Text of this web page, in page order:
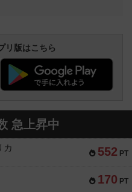
リ版はこちら
急上昇中
552 PT
カ
170 PT